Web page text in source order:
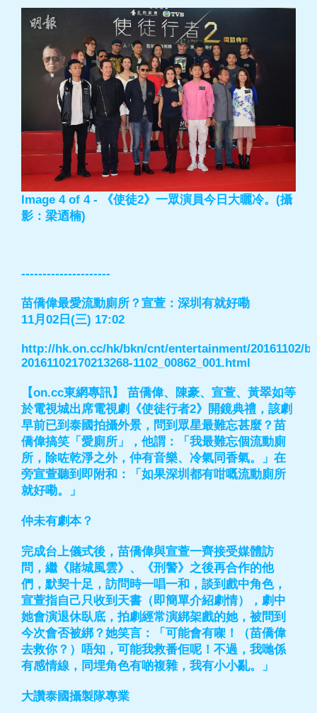
Image 4 of 4 - 《使徒2》一眾演員今日大曬冷。(攝
影：梁迺楠)
---------------------
苗僑偉最愛流動廁所？宣萱：深圳有就好嘞
11月02日(三) 17:02
http://hk.on.cc/hk/bkn/cnt/entertainment/20161102/
20161102170213268-1102_00862_001.html
【on.cc東網專訊】 苗僑偉、陳豪、宣萱、黃翠如等
於電視城出席電視劇《使徒行者2》開鏡典禮，該劇
早前已到泰國拍攝外景，問到眾星最難忘甚麼？苗
僑偉搞笑「愛廁所」，他謂：「我最難忘個流動廁
所，除咗乾淨之外，仲有音樂、冷氣同香氣。」在
旁宣萱聽到即附和：「如果深圳都有咁嘅流動廁所
就好嘞。」
仲未有劇本？
完成台上儀式後，苗僑偉與宣萱一齊接受媒體訪
問，繼《賭城風雲》、《刑警》之後再合作的他
們，默契十足，訪問時一唱一和，談到戲中角色，
宣萱指自己只收到天書（即簡單介紹劇情），劇中
她會演退休臥底，拍劇經常演綁架戲的她，被問到
今次會否被綁？她笑言：「可能會有㗎！（苗僑偉
去救你？）唔知，可能我救番佢呢！不過，我哋係
有感情線，同埋角色有啲複雜，我有小小亂。」
大讚泰國攝製隊專業